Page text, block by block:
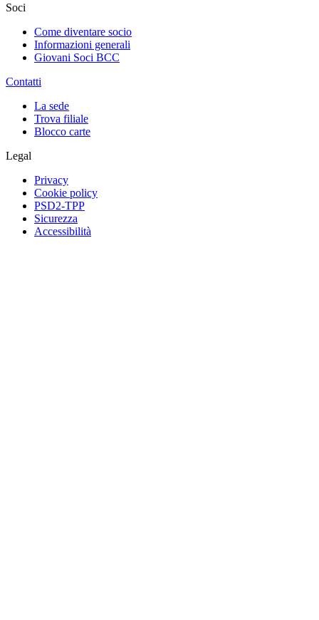
Soci
Come diventare socio
Informazioni generali
Giovani Soci BCC
Contatti
La sede
Trova filiale
Blocco carte
Legal
Privacy
Cookie policy
PSD2-TPP
Sicurezza
Accessibilità